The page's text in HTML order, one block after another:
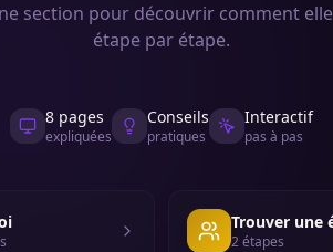
section pour découvrir comment
étape par étape.
8 pages
expliquées
Conseils
pratiques
Interactif
pas à pas
s
Trouver une
2étapes